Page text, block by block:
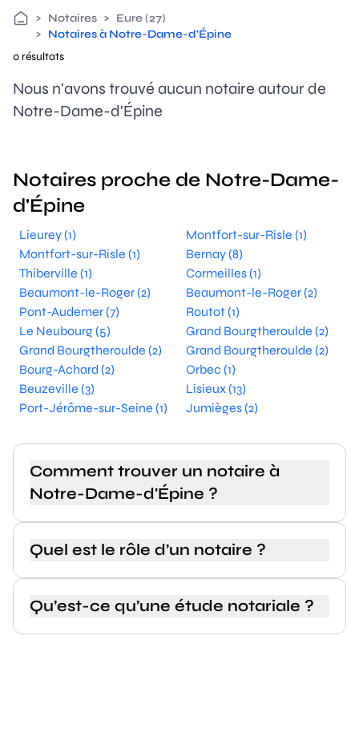
> Notaires > Eure (27)
> Notaires à Notre-Dame-d'Épine
0 résultats
Nous n'avons trouvé aucun notaire autour de
Notre-Dame-d'Épine
Notaires proche de Notre-Dame-
d'Épine
Lieurey (1)
Montfort-sur-Risle (1)
Montfort-sur-Risle (1)
Bernay (8)
Thiberville (1)
Cormeilles (1)
Beaumont-le-Roger (2)
Beaumont-le-Roger (2)
Pont-Audemer (7)
Routot (1)
Le Neubourg (5)
Grand Bourgtheroulde (2)
Grand Bourgtheroulde (2)
Grand Bourgtheroulde (2)
Bourg-Achard (2)
Orbec (1)
Beuzeville (3)
Lisieux (13)
Port-Jérôme-sur-Seine (1)
Jumièges (2)
Comment trouver un notaire à
Notre-Dame-d'Épine ?
Quel est le rôle d’un notaire ?
Qu’est-ce qu’une étude notariale ?